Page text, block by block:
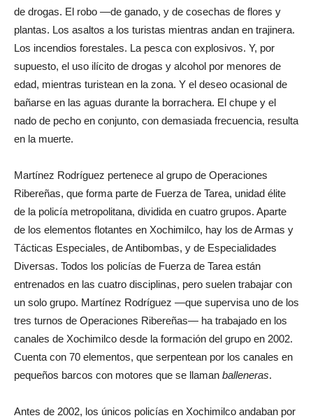
de drogas. El robo —de ganado, y de cosechas de flores y
plantas. Los asaltos a los turistas mientras andan en trajinera.
Los incendios forestales. La pesca con explosivos. Y, por
supuesto, el uso ilícito de drogas y alcohol por menores de
edad, mientras turistean en la zona. Y el deseo ocasional de
bañarse en las aguas durante la borrachera. El chupe y el
nado de pecho en conjunto, con demasiada frecuencia, resulta
en la muerte.
Martínez Rodríguez pertenece al grupo de Operaciones
Ribereñas, que forma parte de Fuerza de Tarea, unidad élite
de la policía metropolitana, dividida en cuatro grupos. Aparte
de los elementos flotantes en Xochimilco, hay los de Armas y
Tácticas Especiales, de Antibombas, y de Especialidades
Diversas. Todos los policías de Fuerza de Tarea están
entrenados en las cuatro disciplinas, pero suelen trabajar con
un solo grupo. Martínez Rodríguez —que supervisa uno de los
tres turnos de Operaciones Ribereñas— ha trabajado en los
canales de Xochimilco desde la formación del grupo en 2002.
Cuenta con 70 elementos, que serpentean por los canales en
pequeños barcos con motores que se llaman balleneras.
Antes de 2002, los únicos policías en Xochimilco andaban por